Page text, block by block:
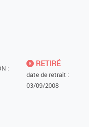
:
RETIRÉ
date de retrait :
03/09/2008